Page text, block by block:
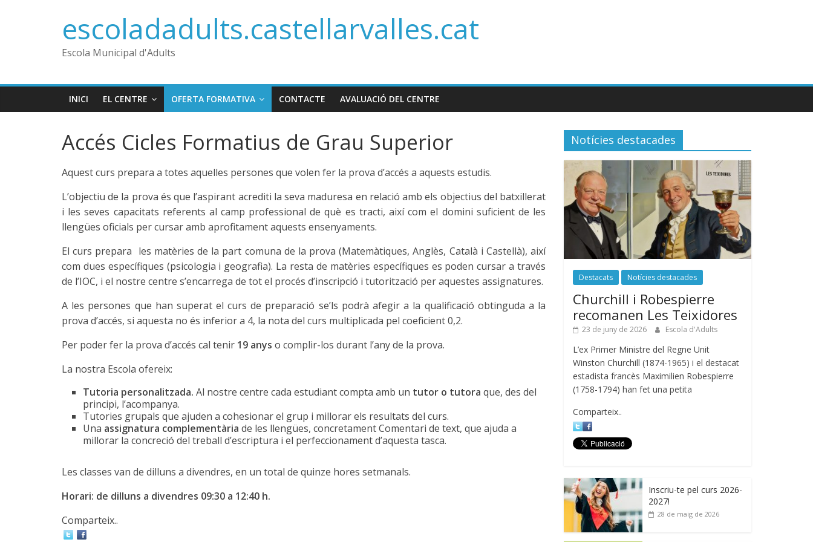
escoladadults.castellarvalles.cat
Escola Municipal d'Adults
INICI EL CENTRE OFERTA FORMATIVA CONTACTE AVALUACIÓ DEL CENTRE
Accés Cicles Formatius de Grau Superior
Aquest curs prepara a totes aquelles persones que volen fer la prova d’accés a aquests estudis.
L’objectiu de la prova és que l’aspirant acrediti la seva maduresa en relació amb els objectius del batxillerat
i les seves capacitats referents al camp professional de què es tracti, així com el domini suficient de les
llengües oficials per cursar amb aprofitament aquests ensenyaments.
El curs prepara les matèries de la part comuna de la prova (Matemàtiques, Anglès, Català i Castellà), així
com dues específiques (psicologia i geografia). La resta de matèries específiques es poden cursar a través
de l’IOC, i el nostre centre s’encarrega de tot el procés d’inscripció i tutorització per aquestes assignatures.
A les persones que han superat el curs de preparació se’ls podrà afegir a la qualificació obtinguda a la
prova d’accés, si aquesta no és inferior a 4, la nota del curs multiplicada pel coeficient 0,2.
Per poder fer la prova d’accés cal tenir 19 anys o complir-los durant l’any de la prova.
La nostra Escola ofereix:
Tutoria personalitzada. Al nostre centre cada estudiant compta amb un tutor o tutora que, des del
principi, l’acompanya.
Tutories grupals que ajuden a cohesionar el grup i millorar els resultats del curs.
Una assignatura complementària de les llengües, concretament Comentari de text, que ajuda a
millorar la concreció del treball d’escriptura i el perfeccionament d’aquesta tasca.
Les classes van de dilluns a divendres, en un total de quinze hores setmanals.
Horari: de dilluns a divendres 09:30 a 12:40 h.
Comparteix..
Notícies destacades
Destacats Notícies destacades
Churchill i Robespierre
recomanen Les Teixidores
23 de juny de 2026 Escola d'Adults
L’ex Primer Ministre del Regne Unit
Winston Churchill (1874-1965) i el destacat
estadista francès Maximilien Robespierre
(1758-1794) han fet una petita
Comparteix..
Inscriu-te pel curs 2026-
2027!
28 de maig de 2026